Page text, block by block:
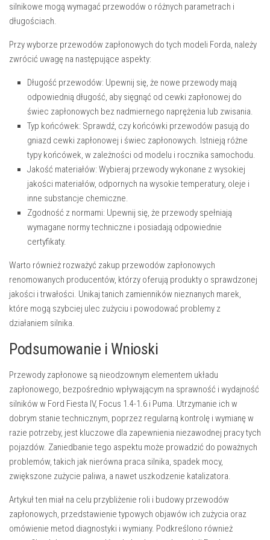
silnikowe mogą wymagać przewodów o różnych parametrach i
długościach.
Przy wyborze przewodów zapłonowych do tych modeli Forda, należy
zwrócić uwagę na następujące aspekty:
Długość przewodów: Upewnij się, że nowe przewody mają
odpowiednią długość, aby sięgnąć od cewki zapłonowej do
świec zapłonowych bez nadmiernego naprężenia lub zwisania.
Typ końcówek: Sprawdź, czy końcówki przewodów pasują do
gniazd cewki zapłonowej i świec zapłonowych. Istnieją różne
typy końcówek, w zależności od modelu i rocznika samochodu.
Jakość materiałów: Wybieraj przewody wykonane z wysokiej
jakości materiałów, odpornych na wysokie temperatury, oleje i
inne substancje chemiczne.
Zgodność z normami: Upewnij się, że przewody spełniają
wymagane normy techniczne i posiadają odpowiednie
certyfikaty.
Warto również rozważyć zakup przewodów zapłonowych
renomowanych producentów, którzy oferują produkty o sprawdzonej
jakości i trwałości. Unikaj tanich zamienników nieznanych marek,
które mogą szybciej ulec zużyciu i powodować problemy z
działaniem silnika.
Podsumowanie i Wnioski
Przewody zapłonowe są nieodzownym elementem układu
zapłonowego, bezpośrednio wpływającym na sprawność i wydajność
silników w Ford Fiesta IV, Focus 1.4-1.6 i Puma. Utrzymanie ich w
dobrym stanie technicznym, poprzez regularną kontrolę i wymianę w
razie potrzeby, jest kluczowe dla zapewnienia niezawodnej pracy tych
pojazdów. Zaniedbanie tego aspektu może prowadzić do poważnych
problemów, takich jak nierówna praca silnika, spadek mocy,
zwiększone zużycie paliwa, a nawet uszkodzenie katalizatora.
Artykuł ten miał na celu przybliżenie roli i budowy przewodów
zapłonowych, przedstawienie typowych objawów ich zużycia oraz
omówienie metod diagnostyki i wymiany. Podkreślono również